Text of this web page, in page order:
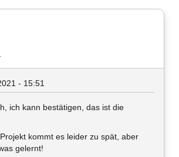
- 15:51
ich kann bestätigen, das ist die
kommt es leider zu spät, aber
gelernt!